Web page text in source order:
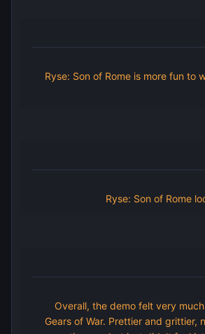
Ryse: Son of Rome is more fun to
Ryse: Son of Rome
Overall, the demo felt very
Gears of War. Prettier and grittier,